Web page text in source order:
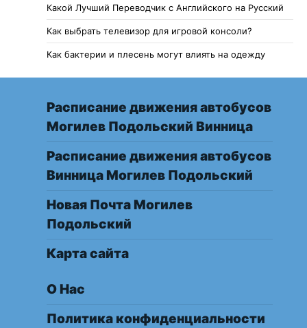
Какой Лучший Переводчик с Английского на Русский
Как выбрать телевизор для игровой консоли?
Как бактерии и плесень могут влиять на одежду
Расписание движения автобусов
Могилев Подольский Винница
Расписание движения автобусов
Винница Могилев Подольский
Новая Почта Могилев
Подольский
Карта сайта
О Нас
Политика конфиденциальности